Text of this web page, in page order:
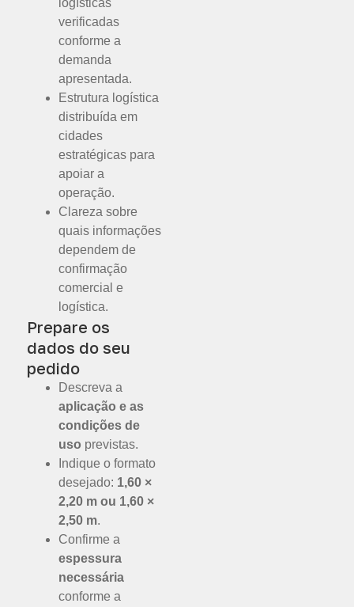
verificadas
conforme a
demanda
apresentada.
Estrutura logística
distribuída em
cidades
estratégicas para
apoiar a
operação.
Clareza sobre
quais informações
dependem de
confirmação
comercial e
logística.
Prepare os
dados do seu
pedido
Descreva a
aplicação e as
condições de
uso previstas.
Indique o formato
desejado: 1,60 ×
2,20 m ou 1,60 ×
2,50 m.
Confirme a
espessura
necessária
conforme a